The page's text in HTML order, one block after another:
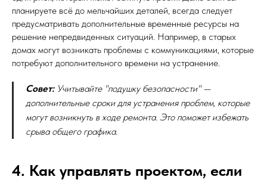
планируете всё до мельчайших деталей, всегда следует
предусматривать дополнительные временные ресурсы на
решение непредвиденных ситуаций. Например, в старых
домах могут возникать проблемы с коммуникациями, которые
потребуют дополнительного времени на устранение.
Совет:Учитывайте "подушку безопасности" —
дополнительные сроки для устранения проблем, которые
могут возникнуть в ходе ремонта. Это поможет избежать
срыва общего графика.
4. Как управлять проектом, если